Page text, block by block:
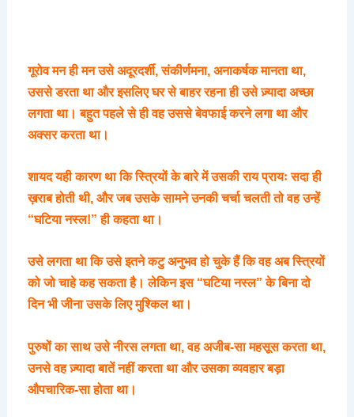
गूरोव मन ही मन उसे अदूरदर्शी, संकीर्णमना, अनाकर्षक मानता था,
उससे डरता था और इसलिए घर से बाहर रहना ही उसे ज़्यादा अच्छा
लगता था। बहुत पहले से ही वह उससे बेवफाई करने लगा था और
अक्सर करता था।
शायद यही कारण था कि स्त्रियों के बारे में उसकी राय प्रायः सदा ही
ख़राब होती थी, और जब उसके सामने उनकी चर्चा चलती तो वह उन्हें
“घटिया नस्ल!” ही कहता था।
उसे लगता था कि उसे इतने कटु अनुभव हो चुके हैं कि वह अब स्त्रियों
को जो चाहे कह सकता है। लेकिन इस “घटिया नस्ल” के बिना दो
दिन भी जीना उसके लिए मुश्किल था।
पुरुषों का साथ उसे नीरस लगता था, वह अजीब-सा महसूस करता था,
उनसे वह ज़्यादा बातें नहीं करता था और उसका व्यवहार बड़ा
औपचारिक-सा होता था।